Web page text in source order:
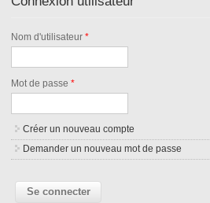
Nom d'utilisateur*
Mot de passe*
Créer un nouveau compte
Demander un nouveau mot de passe